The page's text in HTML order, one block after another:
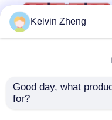
हमसे संपर्क करें
समाचार
191x 47 X 3cm 159 Kg
Kelvin Zheng
Good day, what
for?